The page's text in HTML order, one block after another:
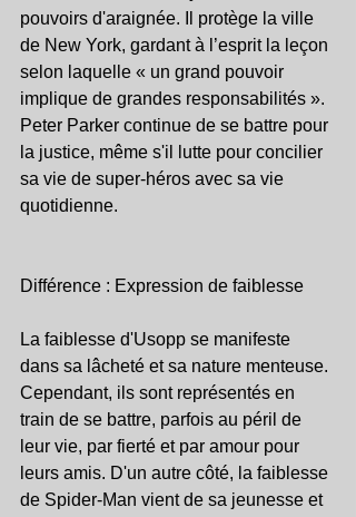
pouvoirs d'araignée. Il protège la ville
de New York, gardant à l’esprit la leçon
selon laquelle « un grand pouvoir
implique de grandes responsabilités ».
Peter Parker continue de se battre pour
la justice, même s'il lutte pour concilier
sa vie de super-héros avec sa vie
quotidienne.
Différence : Expression de faiblesse
La faiblesse d'Usopp se manifeste
dans sa lâcheté et sa nature menteuse.
Cependant, ils sont représentés en
train de se battre, parfois au péril de
leur vie, par fierté et par amour pour
leurs amis. D'un autre côté, la faiblesse
de Spider-Man vient de sa jeunesse et